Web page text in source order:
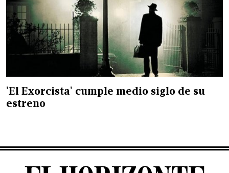
'El Exorcista' cumple medio siglo de su
estreno